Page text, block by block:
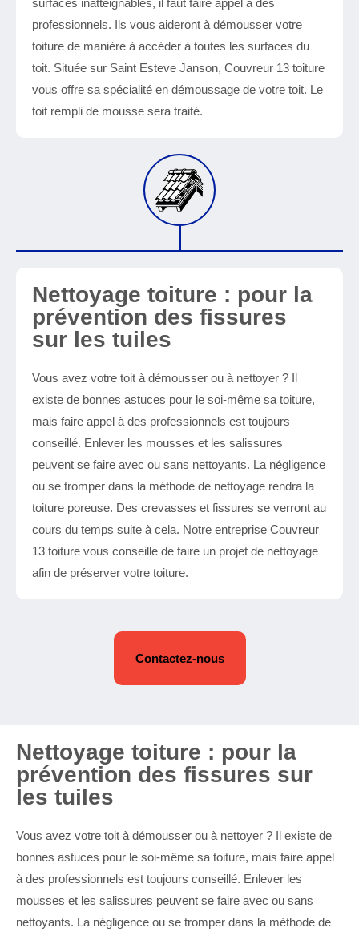
surfaces inatteignables, il faut faire appel à des
professionnels. Ils vous aideront à démousser votre
toiture de manière à accéder à toutes les surfaces du
toit. Située sur Saint Esteve Janson, Couvreur 13 toiture
vous offre sa spécialité en démoussage de votre toit. Le
toit rempli de mousse sera traité.
Nettoyage toiture : pour la
prévention des fissures
sur les tuiles
Vous avez votre toit à démousser ou à nettoyer ? Il
existe de bonnes astuces pour le soi-même sa toiture,
mais faire appel à des professionnels est toujours
conseillé. Enlever les mousses et les salissures
peuvent se faire avec ou sans nettoyants. La négligence
ou se tromper dans la méthode de nettoyage rendra la
toiture poreuse. Des crevasses et fissures se verront au
cours du temps suite à cela. Notre entreprise Couvreur
13 toiture vous conseille de faire un projet de nettoyage
afin de préserver votre toiture.
Contactez-nous
Nettoyage toiture : pour la
prévention des fissures sur
les tuiles
Vous avez votre toit à démousser ou à nettoyer ? Il existe de
bonnes astuces pour le soi-même sa toiture, mais faire appel
à des professionnels est toujours conseillé. Enlever les
mousses et les salissures peuvent se faire avec ou sans
nettoyants. La négligence ou se tromper dans la méthode de